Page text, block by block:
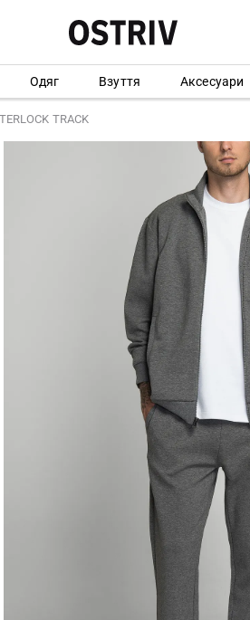
Одяг Взуття Аксесуари
TRACK